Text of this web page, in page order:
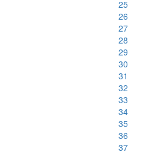
25
26
27
28
29
30
31
32
33
34
35
36
37